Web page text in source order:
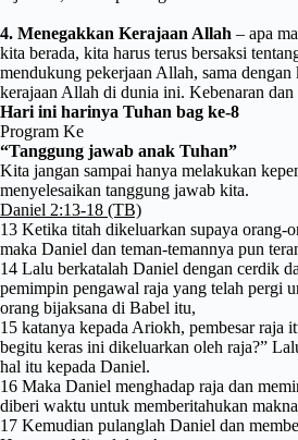
4. Menegakkan Kerajaan Allah – apa
kita berada, kita harus terus bersaksi
mendukung pekerjaan Allah, sama dengan
kerajaan Allah di dunia ini. Kebenaran
Hari ini harinya Tuhan bag ke-8
Program Ke
“Tanggung jawab anak Tuhan”
Kita jangan sampai hanya melakukan
menyelesaikan tanggung jawab kita.
Daniel 2:13-18 (TB)
13 Ketika titah dikeluarkan supaya orang-
maka Daniel dan teman-temannya pun
14 Lalu berkatalah Daniel dengan cerdik
pemimpin pengawal raja yang telah pergi
orang bijaksana di Babel itu,
15 katanya kepada Ariokh, pembesar raja
begitu keras ini dikeluarkan oleh raja?”
hal itu kepada Daniel.
16 Maka Daniel menghadap raja dan
diberi waktu untuk memberitahukan
17 Kemudian pulanglah Daniel dan